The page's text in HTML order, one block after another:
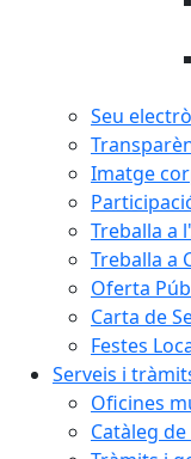
Seu
Imatge
Treballa a
Treballa a
Oferta
Carta de
Festes
Serveis i
Oficines
Catàleg de